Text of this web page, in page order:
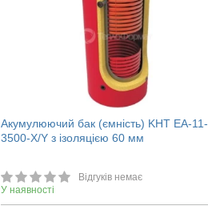
Акумулюючий бак (ємність) KHT ЕА-11-
3500-X/Y з ізоляцією 60 мм
Відгуків немає
У наявності